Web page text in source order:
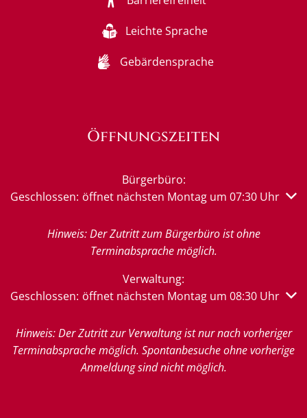
Leichte Sprache
Gebärdensprache
Öffnungszeiten
Bürgerbüro:
Klicken, um weitere Öffnungs- oder Schließzeiten
Geschlossen: öffnet nächsten Montag um 07:30 Uhr
Hinweis: Der Zutritt zum Bürgerbüro ist ohne
Terminabsprache möglich.
Verwaltung:
Klicken, um weitere Öffnungs- oder Schließzeiten
Geschlossen: öffnet nächsten Montag um 08:30 Uhr
Hinweis: Der Zutritt zur Verwaltung ist nur nach vorheriger
Terminabsprache möglich. Spontanbesuche ohne vorherige
Anmeldung sind nicht möglich.